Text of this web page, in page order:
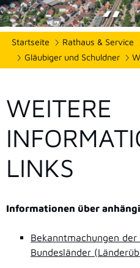
Startseite Rathaus & Service
Gläubiger und Schuldner
WEITERE
LINKS
Informationen über
Bekanntmachungen
Bundesländer